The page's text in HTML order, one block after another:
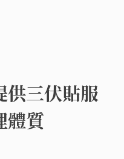
供三伏貼服
質